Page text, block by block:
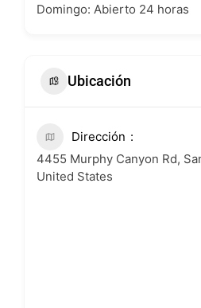
Domingo: Abierto 24 horas
Ubicación
Dirección
4455 Murphy Canyon Rd,
United States